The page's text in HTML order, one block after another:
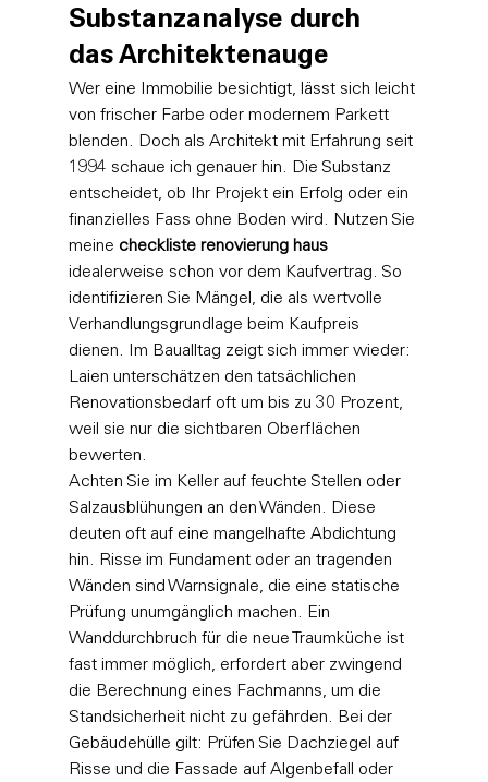
Substanzanalyse durch
das Architektenauge
Wer eine Immobilie besichtigt, lässt sich leicht
von frischer Farbe oder modernem Parkett
blenden. Doch als Architekt mit Erfahrung seit
1994 schaue ich genauer hin. Die Substanz
entscheidet, ob Ihr Projekt ein Erfolg oder ein
finanzielles Fass ohne Boden wird. Nutzen Sie
meine checkliste renovierung haus
idealerweise schon vor dem Kaufvertrag. So
identifizieren Sie Mängel, die als wertvolle
Verhandlungsgrundlage beim Kaufpreis
dienen. Im Baualltag zeigt sich immer wieder:
Laien unterschätzen den tatsächlichen
Renovationsbedarf oft um bis zu 30 Prozent,
weil sie nur die sichtbaren Oberflächen
bewerten.
Achten Sie im Keller auf feuchte Stellen oder
Salzausblühungen an den Wänden. Diese
deuten oft auf eine mangelhafte Abdichtung
hin. Risse im Fundament oder an tragenden
Wänden sind Warnsignale, die eine statische
Prüfung unumgänglich machen. Ein
Wanddurchbruch für die neue Traumküche ist
fast immer möglich, erfordert aber zwingend
die Berechnung eines Fachmanns, um die
Standsicherheit nicht zu gefährden. Bei der
Gebäudehülle gilt: Prüfen Sie Dachziegel auf
Risse und die Fassade auf Algenbefall oder